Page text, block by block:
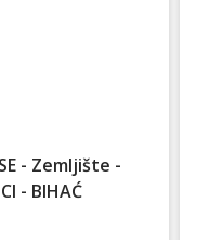
- Zemljište -
- BIHAĆ